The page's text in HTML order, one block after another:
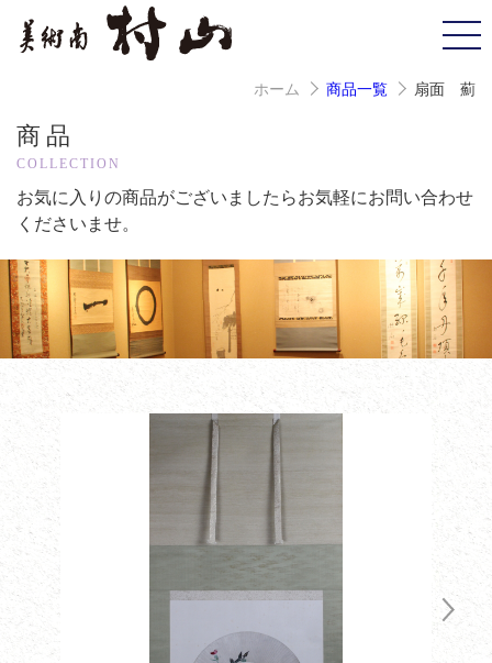
ホーム 商品一覧 扇面 薊
商品
COLLECTION
お気に入りの商品がございましたらお気軽にお問い合わせ
くださいませ。